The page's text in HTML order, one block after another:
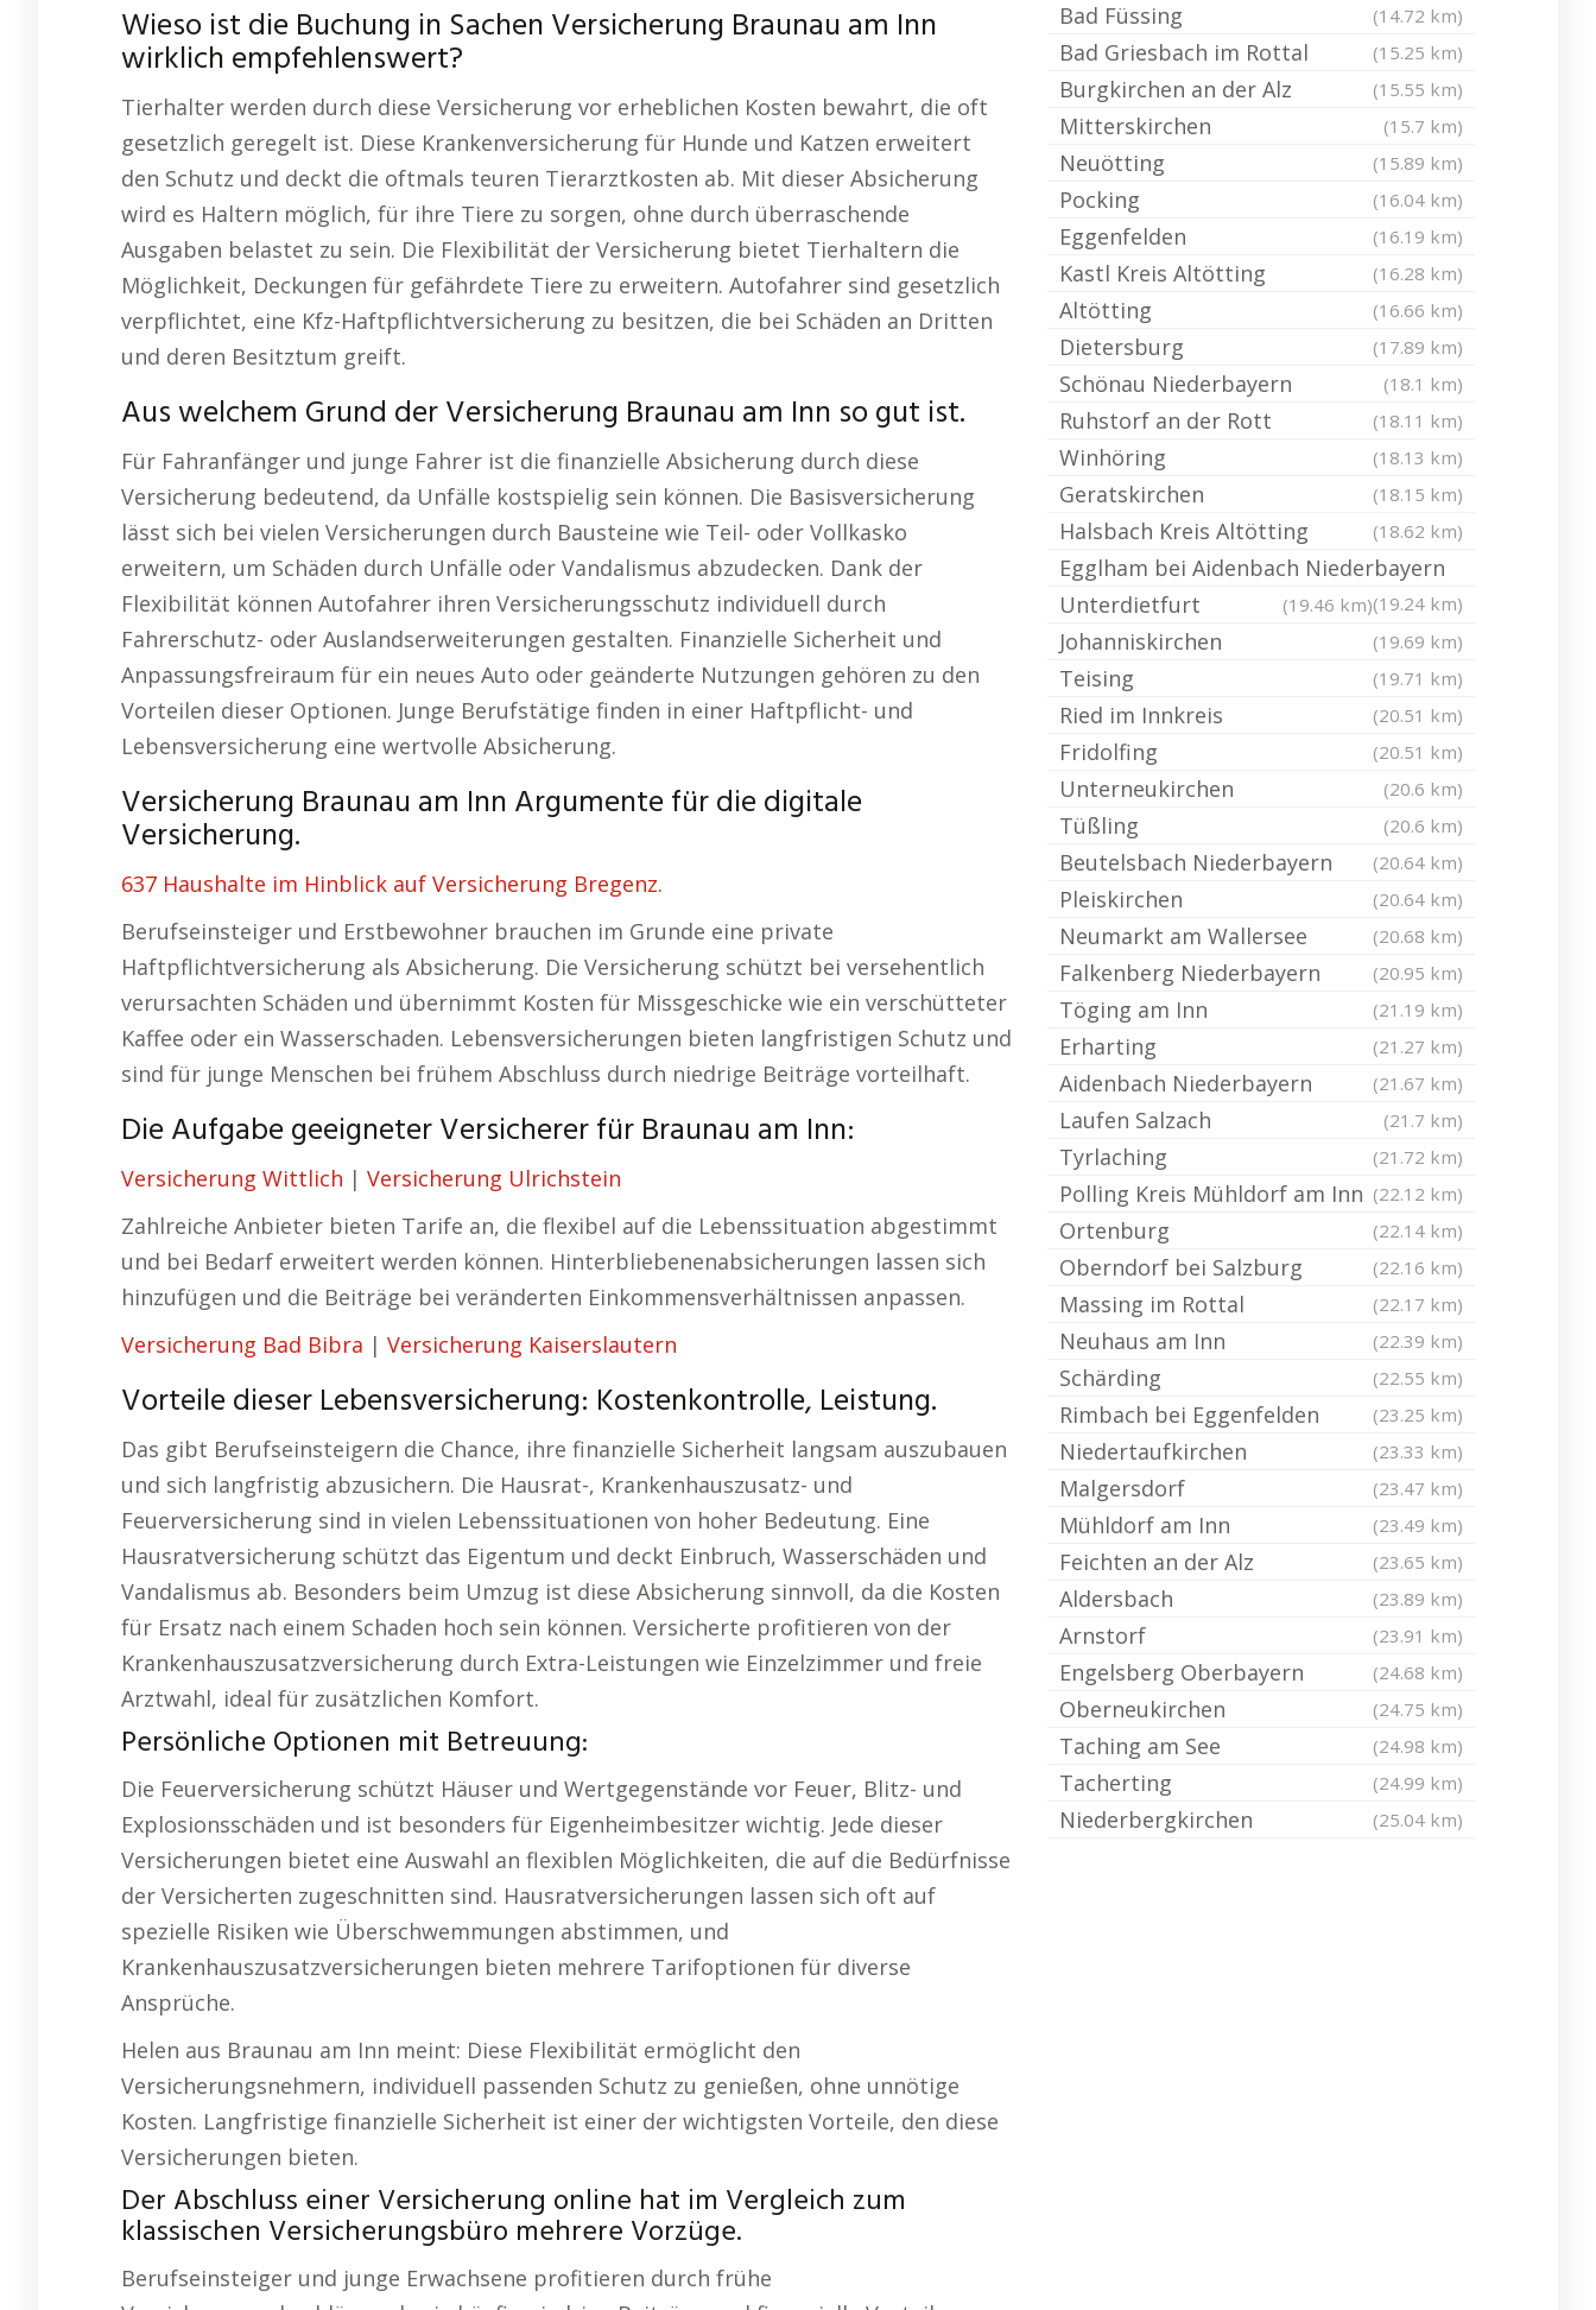
Wieso ist die Buchung in Sachen Versicherung Braunau am Inn
wirklich empfehlenswert?
Tierhalter werden durch diese Versicherung vor erheblichen Kosten bewahrt, die oft
gesetzlich geregelt ist. Diese Krankenversicherung für Hunde und Katzen erweitert
den Schutz und deckt die oftmals teuren Tierarztkosten ab. Mit dieser Absicherung
wird es Haltern möglich, für ihre Tiere zu sorgen, ohne durch überraschende
Ausgaben belastet zu sein. Die Flexibilität der Versicherung bietet Tierhaltern die
Möglichkeit, Deckungen für gefährdete Tiere zu erweitern. Autofahrer sind gesetzlich
verpflichtet, eine Kfz-Haftpflichtversicherung zu besitzen, die bei Schäden an Dritten
und deren Besitztum greift.
Aus welchem Grund der Versicherung Braunau am Inn so gut ist.
Für Fahranfänger und junge Fahrer ist die finanzielle Absicherung durch diese
Versicherung bedeutend, da Unfälle kostspielig sein können. Die Basisversicherung
lässt sich bei vielen Versicherungen durch Bausteine wie Teil- oder Vollkasko
erweitern, um Schäden durch Unfälle oder Vandalismus abzudecken. Dank der
Flexibilität können Autofahrer ihren Versicherungsschutz individuell durch
Fahrerschutz- oder Auslandserweiterungen gestalten. Finanzielle Sicherheit und
Anpassungsfreiraum für ein neues Auto oder geänderte Nutzungen gehören zu den
Vorteilen dieser Optionen. Junge Berufstätige finden in einer Haftpflicht- und
Lebensversicherung eine wertvolle Absicherung.
Versicherung Braunau am Inn Argumente für die digitale
Versicherung.
637 Haushalte im Hinblick auf Versicherung Bregenz.
Berufseinsteiger und Erstbewohner brauchen im Grunde eine private
Haftpflichtversicherung als Absicherung. Die Versicherung schützt bei versehentlich
verursachten Schäden und übernimmt Kosten für Missgeschicke wie ein verschütteter
Kaffee oder ein Wasserschaden. Lebensversicherungen bieten langfristigen Schutz und
sind für junge Menschen bei frühem Abschluss durch niedrige Beiträge vorteilhaft.
Die Aufgabe geeigneter Versicherer für Braunau am Inn:
Versicherung Wittlich | Versicherung Ulrichstein
Zahlreiche Anbieter bieten Tarife an, die flexibel auf die Lebenssituation abgestimmt
und bei Bedarf erweitert werden können. Hinterbliebenenabsicherungen lassen sich
hinzufügen und die Beiträge bei veränderten Einkommensverhältnissen anpassen.
Versicherung Bad Bibra | Versicherung Kaiserslautern
Vorteile dieser Lebensversicherung: Kostenkontrolle, Leistung.
Das gibt Berufseinsteigern die Chance, ihre finanzielle Sicherheit langsam auszubauen
und sich langfristig abzusichern. Die Hausrat-, Krankenhauszusatz- und
Feuerversicherung sind in vielen Lebenssituationen von hoher Bedeutung. Eine
Hausratversicherung schützt das Eigentum und deckt Einbruch, Wasserschäden und
Vandalismus ab. Besonders beim Umzug ist diese Absicherung sinnvoll, da die Kosten
für Ersatz nach einem Schaden hoch sein können. Versicherte profitieren von der
Krankenhauszusatzversicherung durch Extra-Leistungen wie Einzelzimmer und freie
Arztwahl, ideal für zusätzlichen Komfort.
Persönliche Optionen mit Betreuung:
Die Feuerversicherung schützt Häuser und Wertgegenstände vor Feuer, Blitz- und
Explosionsschäden und ist besonders für Eigenheimbesitzer wichtig. Jede dieser
Versicherungen bietet eine Auswahl an flexiblen Möglichkeiten, die auf die Bedürfnisse
der Versicherten zugeschnitten sind. Hausratversicherungen lassen sich oft auf
spezielle Risiken wie Überschwemmungen abstimmen, und
Krankenhauszusatzversicherungen bieten mehrere Tarifoptionen für diverse
Ansprüche.
Helen aus Braunau am Inn meint: Diese Flexibilität ermöglicht den
Versicherungsnehmern, individuell passenden Schutz zu genießen, ohne unnötige
Kosten. Langfristige finanzielle Sicherheit ist einer der wichtigsten Vorteile, den diese
Versicherungen bieten.
Der Abschluss einer Versicherung online hat im Vergleich zum
klassischen Versicherungsbüro mehrere Vorzüge.
Berufseinsteiger und junge Erwachsene profitieren durch frühe
Bad Füssing (14.72 km)
Bad Griesbach im Rottal (15.25 km)
Burgkirchen an der Alz (15.55 km)
Mitterskirchen (15.7 km)
Neuötting (15.89 km)
Pocking (16.04 km)
Eggenfelden (16.19 km)
Kastl Kreis Altötting (16.28 km)
Altötting (16.66 km)
Dietersburg (17.89 km)
Schönau Niederbayern (18.1 km)
Ruhstorf an der Rott (18.11 km)
Winhöring (18.13 km)
Geratskirchen (18.15 km)
Halsbach Kreis Altötting (18.62 km)
Egglham bei Aidenbach Niederbayern
(19.24 km)
Unterdietfurt (19.46 km)
Johanniskirchen (19.69 km)
Teising (19.71 km)
Ried im Innkreis (20.51 km)
Fridolfing (20.51 km)
Unterneukirchen (20.6 km)
Tüßling (20.6 km)
Beutelsbach Niederbayern (20.64 km)
Pleiskirchen (20.64 km)
Neumarkt am Wallersee (20.68 km)
Falkenberg Niederbayern (20.95 km)
Töging am Inn (21.19 km)
Erharting (21.27 km)
Aidenbach Niederbayern (21.67 km)
Laufen Salzach (21.7 km)
Tyrlaching (21.72 km)
Polling Kreis Mühldorf am Inn (22.12 km)
Ortenburg (22.14 km)
Oberndorf bei Salzburg (22.16 km)
Massing im Rottal (22.17 km)
Neuhaus am Inn (22.39 km)
Schärding (22.55 km)
Rimbach bei Eggenfelden (23.25 km)
Niedertaufkirchen (23.33 km)
Malgersdorf (23.47 km)
Mühldorf am Inn (23.49 km)
Feichten an der Alz (23.65 km)
Aldersbach (23.89 km)
Arnstorf (23.91 km)
Engelsberg Oberbayern (24.68 km)
Oberneukirchen (24.75 km)
Taching am See (24.98 km)
Tacherting (24.99 km)
Niederbergkirchen (25.04 km)